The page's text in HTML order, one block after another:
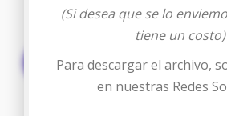
Descargar
(Si desea que se lo
tiene un costo)
Para descargar el archivo,
en nuestras Redes